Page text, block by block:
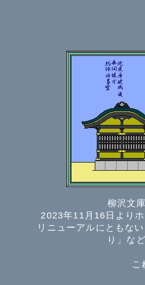
柳沢文
2023年11月16日より
リニューアルにともな
り」な
こ